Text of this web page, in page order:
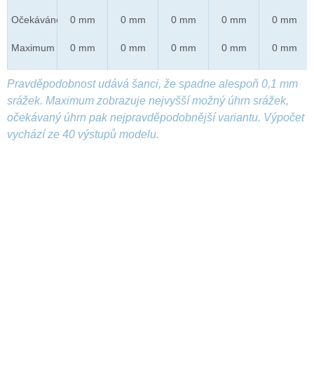
Očekáváno
Maximum
0 mm
0 mm
0 mm
0 mm
0 mm
0 mm
0 mm
0 mm
0 mm
0 mm
Pravděpodobnost udává šanci, že spadne alespoň 0,1 mm
srážek. Maximum zobrazuje nejvyšší možný úhrn srážek,
očekávaný úhrn pak nejpravděpodobnější variantu. Výpočet
vychází ze 40 výstupů modelu.